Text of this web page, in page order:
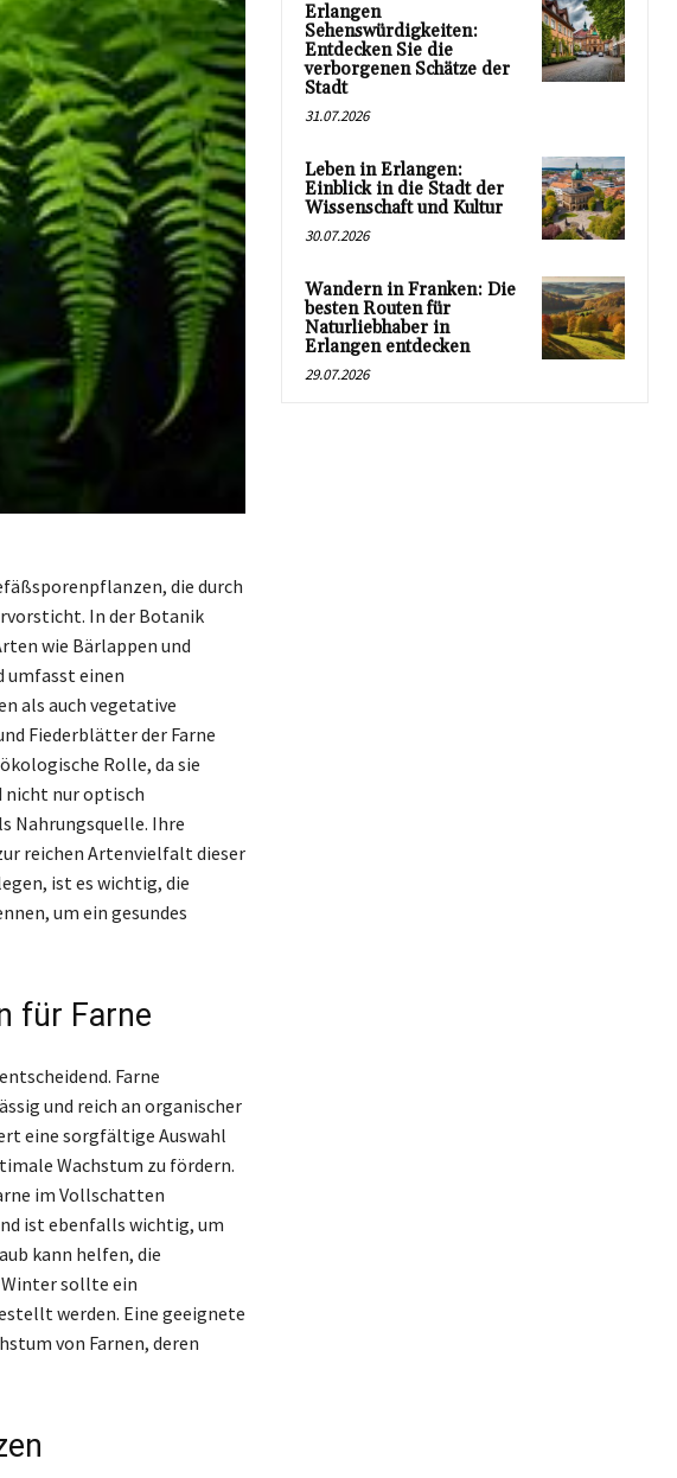
die durch
In der Botanik
wie Bärlappen und
umfasst einen
als auch vegetative
Fiederblätter der Farne
Rolle, da sie
nicht nur optisch
Nahrungsquelle. Ihre
reichen Artenvielfalt dieser
ist es wichtig, die
um ein gesundes
für Farne
Farne
und reich an organischer
eine sorgfältige Auswahl
Wachstum zu fördern.
im Vollschatten
ist ebenfalls wichtig, um
kann helfen, die
sollte ein
werden. Eine geeignete
von Farnen, deren
Erlangen
Sehenswürdigkeiten:
Entdecken Sie die
verborgenen Schätze der
Stadt
31.07.2026
Leben in Erlangen:
Einblick in die Stadt der
Wissenschaft und Kultur
30.07.2026
Wandern in Franken: Die
besten Routen für
Naturliebhaber in
Erlangen entdecken
29.07.2026